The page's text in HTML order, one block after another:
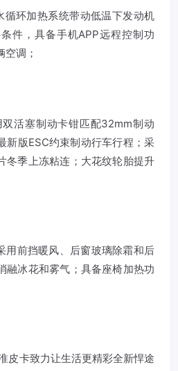
循环加热系统带动低温下发动机
件，具备手机APP远程控制功
调；
活塞制动卡钳匹配32mm制动
新版ESC约束制动行车行程；采
冬季上冻粘连；大花纹轮胎提升
用前挡暖风、后窗玻璃除霜和后
融冰花和雾气；具备座椅加热功
皮卡致力让生活更精彩全新悍途